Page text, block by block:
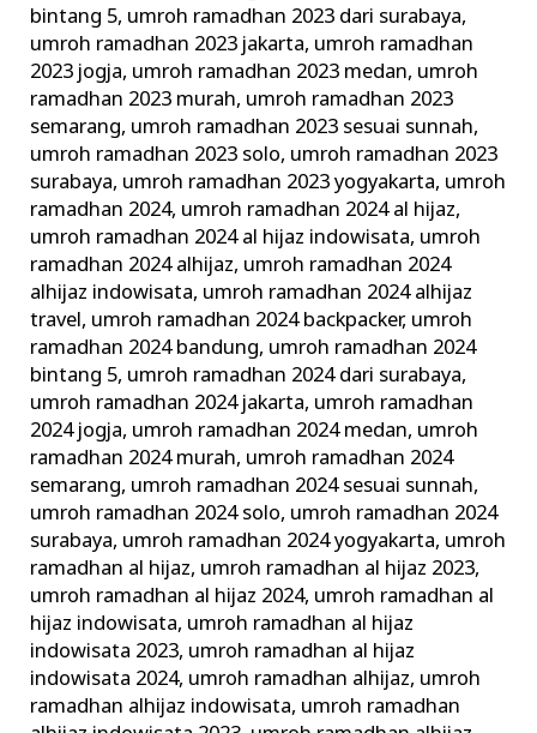
bintang 5, umroh ramadhan 2023 dari surabaya,
umroh ramadhan 2023 jakarta, umroh ramadhan
2023 jogja, umroh ramadhan 2023 medan, umroh
ramadhan 2023 murah, umroh ramadhan 2023
semarang, umroh ramadhan 2023 sesuai sunnah,
umroh ramadhan 2023 solo, umroh ramadhan 2023
surabaya, umroh ramadhan 2023 yogyakarta, umroh
ramadhan 2024, umroh ramadhan 2024 al hijaz,
umroh ramadhan 2024 al hijaz indowisata, umroh
ramadhan 2024 alhijaz, umroh ramadhan 2024
alhijaz indowisata, umroh ramadhan 2024 alhijaz
travel, umroh ramadhan 2024 backpacker, umroh
ramadhan 2024 bandung, umroh ramadhan 2024
bintang 5, umroh ramadhan 2024 dari surabaya,
umroh ramadhan 2024 jakarta, umroh ramadhan
2024 jogja, umroh ramadhan 2024 medan, umroh
ramadhan 2024 murah, umroh ramadhan 2024
semarang, umroh ramadhan 2024 sesuai sunnah,
umroh ramadhan 2024 solo, umroh ramadhan 2024
surabaya, umroh ramadhan 2024 yogyakarta, umroh
ramadhan al hijaz, umroh ramadhan al hijaz 2023,
umroh ramadhan al hijaz 2024, umroh ramadhan al
hijaz indowisata, umroh ramadhan al hijaz
indowisata 2023, umroh ramadhan al hijaz
indowisata 2024, umroh ramadhan alhijaz, umroh
ramadhan alhijaz indowisata, umroh ramadhan